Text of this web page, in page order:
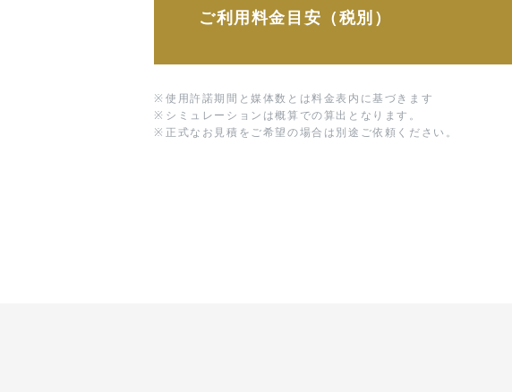
ご利用料金目安（税別）
※ 使用許諾期間と媒体数とは料金表内に基づきます
※ シミュレーションは概算での算出となります。
※ 正式なお見積をご希望の場合は別途ご依頼ください。